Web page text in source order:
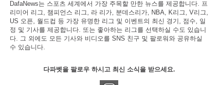
DafaNews는 스포츠 세계에서 가장 주목할 만한 뉴스를 제공합니다. 프
리미어 리그, 챔피언스 리그, 라 리가, 분데스리가, NBA, K리그, V리그,
US 오픈, 월드컵 등 가장 유명한 리그 및 이벤트의 최신 경기, 점수, 일
정 및 기사를 제공합니다. 또는 좋아하는 리그를 선택하실 수도 있습니
다. 그 외에도 모든 기사와 비디오를 SNS 친구 및 팔로워와 공유하실
수 있습니다.
다파벳을 팔로우 하시고 최신 소식을 받으세요.